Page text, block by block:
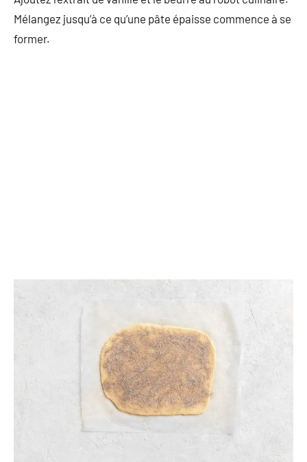
Mélangez jusqu’à ce qu’une pâte épaisse commence à se
former.